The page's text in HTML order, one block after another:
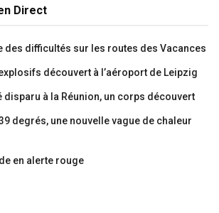
Direct
des difficultés sur les routes des Vacances
découvert à l’aéroport de Leipzig
disparu à la Réunion, un corps découvert
degrés, une nouvelle vague de chaleur
en alerte rouge